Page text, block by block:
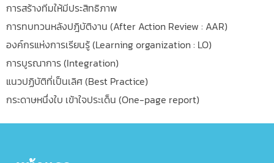
การสร้างทีมให้มีประสิทธิภาพ
การทบทวนหลังปฎิบัติงาน (After Action Review : AAR)
องค์กรแห่งการเรียนรู้ (Learning organization : LO)
การบูรณาการ (Integration)
แนวปฏิบัติที่เป็นเลิศ (Best Practice)
กระดาษหนึ่งใบ เข้าใจประเด็น (One-page report)